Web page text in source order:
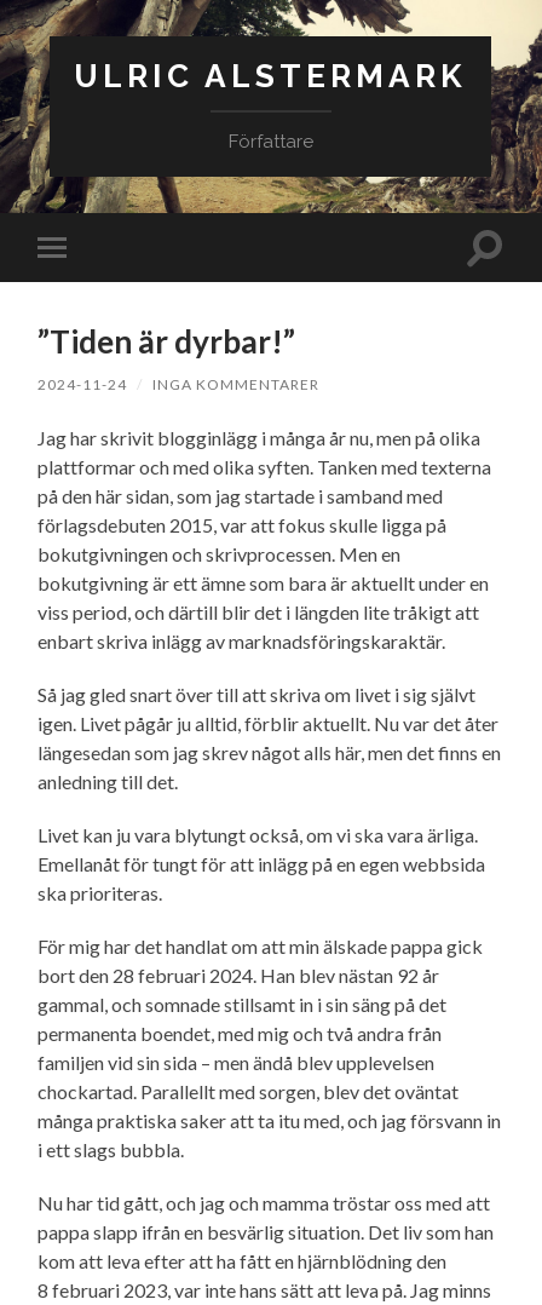
ULRIC ALSTERMARK
Författare
Slå
på/av
Slå
”Tiden är dyrbar!”
2024-11-24 / INGA KOMMENTARER
Jag har skrivit blogginlägg i många år nu, men på olika
plattformar och med olika syften. Tanken med texterna
på den här sidan, som jag startade i samband med
förlagsdebuten 2015, var att fokus skulle ligga på
bokutgivningen och skrivprocessen. Men en
bokutgivning är ett ämne som bara är aktuellt under en
viss period, och därtill blir det i längden lite tråkigt att
enbart skriva inlägg av marknads­förings­karaktär.
Så jag gled snart över till att skriva om livet i sig självt
igen. Livet pågår ju alltid, förblir aktuellt. Nu var det åter
längesedan som jag skrev något alls här, men det finns en
anledning till det.
Livet kan ju vara blytungt också, om vi ska vara ärliga.
Emellanåt för tungt för att inlägg på en egen webbsida
ska prioriteras.
För mig har det handlat om att min älskade pappa gick
bort den 28 februari 2024. Han blev nästan 92 år
gammal, och somnade stillsamt in i sin säng på det
permanenta boendet, med mig och två andra från
familjen vid sin sida – men ändå blev upplevelsen
chockartad. Parallellt med sorgen, blev det oväntat
många praktiska saker att ta itu med, och jag försvann in
i ett slags bubbla.
Nu har tid gått, och jag och mamma tröstar oss med att
pappa slapp ifrån en besvärlig situation. Det liv som han
kom att leva efter att ha fått en hjärnblödning den
8 februari 2023, var inte hans sätt att leva på. Jag minns